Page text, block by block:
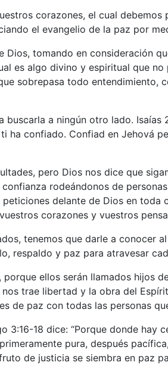
corazones, el cual debemos
el evangelio de la paz por
tomando en consideración
es algo divino y espiritual que
sobrepasa todo entendimiento,
a ningún otro lado. Isaías
ha confiado. Confiad en Jehová
pero Dios nos dice que
rodeándonos de
delante de Dios en
corazones y vuestros
tenemos que darle a conocer
respaldo y paz para atravesar
ellos serán llamados hijos
trae libertad y la obra del
de paz con todas las personas
3:16-18 dice: “Porque donde
pura, después
de justicia se siembra en paz